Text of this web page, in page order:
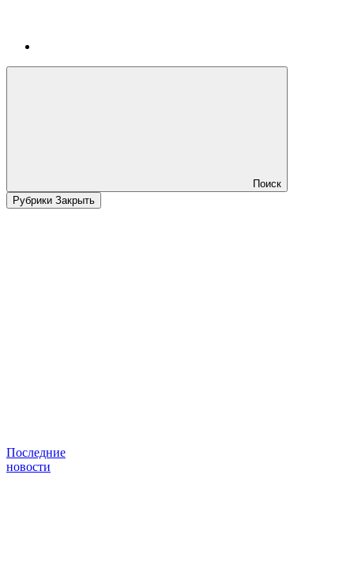
Поиск
Рубрики Закрыть
Последние
новости